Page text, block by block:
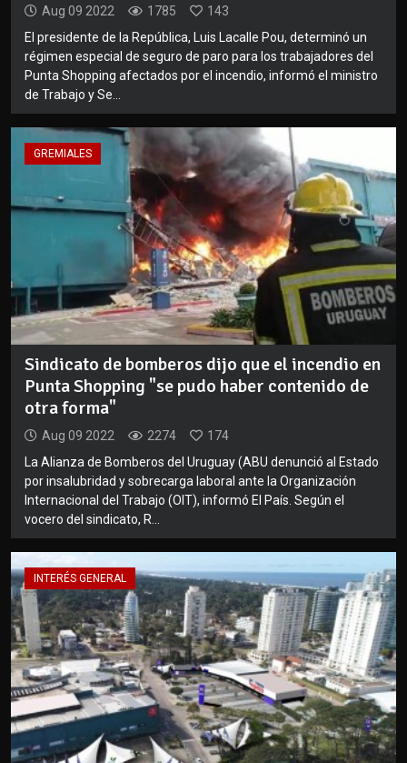
Aug 09 2022 1785
143
El presidente de la República, Luis Lacalle Pou, determinó un
régimen especial de seguro de paro para los trabajadores del
Punta Shopping afectados por el incendio, informó el ministro
de Trabajo y Se...
GREMIALES
Sindicato de bomberos dijo que el incendio en
Punta Shopping "se pudo haber contenido de
otra forma"
Aug 09 2022 2274
174
La Alianza de Bomberos del Uruguay (ABU denunció al Estado
por insalubridad y sobrecarga laboral ante la Organización
Internacional del Trabajo (OIT), informó El País. Según el
vocero del sindicato, R...
INTERÉS GENERAL